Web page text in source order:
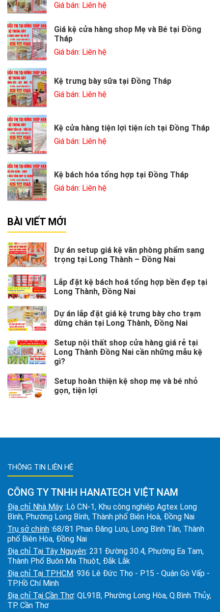
Giá bán: Liên hệ
Giá kệ cửa hàng shop Mẹ và Bé tại Đồng
Tháp
Giá bán: Liên hệ
Kệ trưng bày sữa tại Đồng Tháp
Giá bán: Liên hệ
Kệ cửa hàng tiện lợi tiện ích tại Đồng Tháp
Giá bán: Liên hệ
Kệ bách hóa tổng hợp tại Đồng Tháp
Giá bán: Liên hệ
BÀI VIẾT MỚI
Dự án setup giá kệ văn phòng phẩm sang
trọng tại Long Thành – Đồng Nai
Lắp đặt kệ bách hoá tổng hợp bền đẹp tại
Long Thành, Đồng Nai
Dự án lắp đặt giá kệ trưng bày cho trạm
dừng chân tại Long Thành, Đồng Nai
Setup nội thất shop cửa hàng giá rẻ tại
Long Thành Đồng Nai cần những mẫu kệ
gì?
Setup hoàn thiện kệ shop mẹ và bé nhỏ
gọn, tiện lợi
THÔNG TIN LIÊN HỆ
CÔNG TY TNHH HANATECH VIỆT NAM
Địa chỉ Nhà Máy :Lô CN-1, Khu công nghiệp Agtex Long
Bình, Phường Long Bình, Thành phố Biên Hoà, Đồng Nai
Trụ sở chính :68/81 Phan Đăng Lưu, Long Bình Tân, Thành
phố Biên Hòa, Đồng Nai
Địa chỉ Tại Tây Nguyên: 231 Đường 30.4, Phường Ea Tam,
Thành Phố Buôn Ma Thuột, Đắk Lắk
Địa chỉ Tại TPHCM: 936 Lê Đức Thọ - P15 - Quận Gò Vấp -
TP.Hồ Chí Minh
Địa chỉ Tại Cần Thơ: QL91B, Phường Long Hòa, Q.Bình Thủy,
TP. Cần Thơ